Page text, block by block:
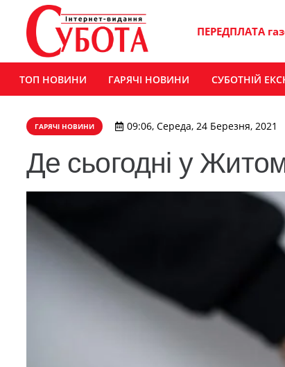
ПЕРЕДПЛАТА
ТОП НОВИНИ ГАРЯЧІ НОВИНИ СУБОТНІЙ
ГАРЯЧІ НОВИНИ 09:06, Середа, 24 Березня, 2021
Де сьогодні у